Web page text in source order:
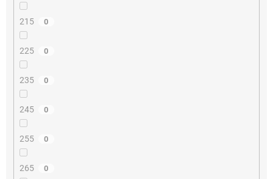
215 0
225 0
235 0
245 0
255 0
265 0